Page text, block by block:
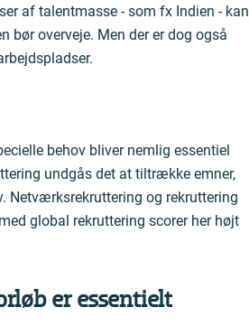
af talentmasse - som fx Indien - kan
bør overveje. Men der er dog også
behov bliver nemlig essentiel
undgås det at tiltrække emner,
Netværksrekruttering og rekruttering
global rekruttering scorer her højt
er essentielt